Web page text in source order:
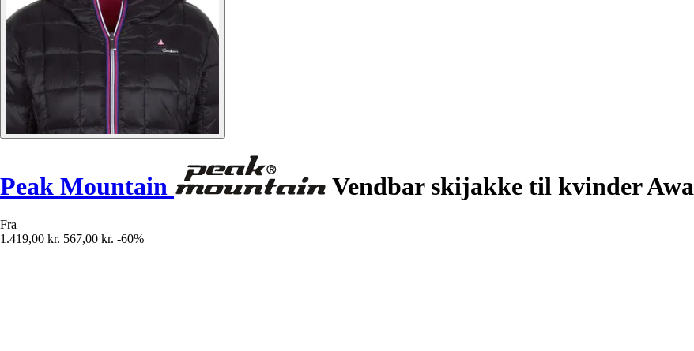
Peak Mountain Vendbar skijakke til kvinder Awa
Fra
1.419,00 kr. 567,00 kr. -60%